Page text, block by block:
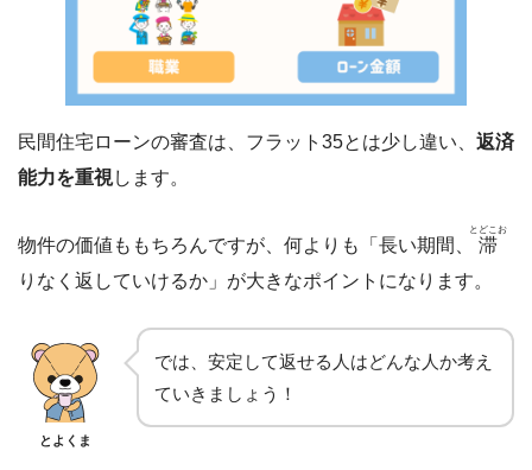
民間住宅ローンの審査は、フラット35とは少し違い、 返済
能力を重視します。
物件の価値ももちろんですが、何よりも「長い期間、 滞
とどこお
りなく返していけるか」が大きなポイントになります。
とよくま
では、安定して返せる人はどんな人か考え
ていきましょう！